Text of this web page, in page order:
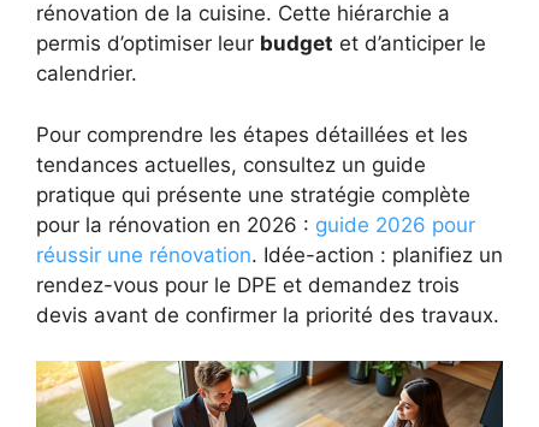
rénovation de la cuisine. Cette hiérarchie a
permis d’optimiser leur budget et d’anticiper le
calendrier.
Pour comprendre les étapes détaillées et les
tendances actuelles, consultez un guide
pratique qui présente une stratégie complète
pour la rénovation en 2026 : guide 2026 pour
réussir une rénovation. Idée-action : planifiez un
rendez-vous pour le DPE et demandez trois
devis avant de confirmer la priorité des travaux.